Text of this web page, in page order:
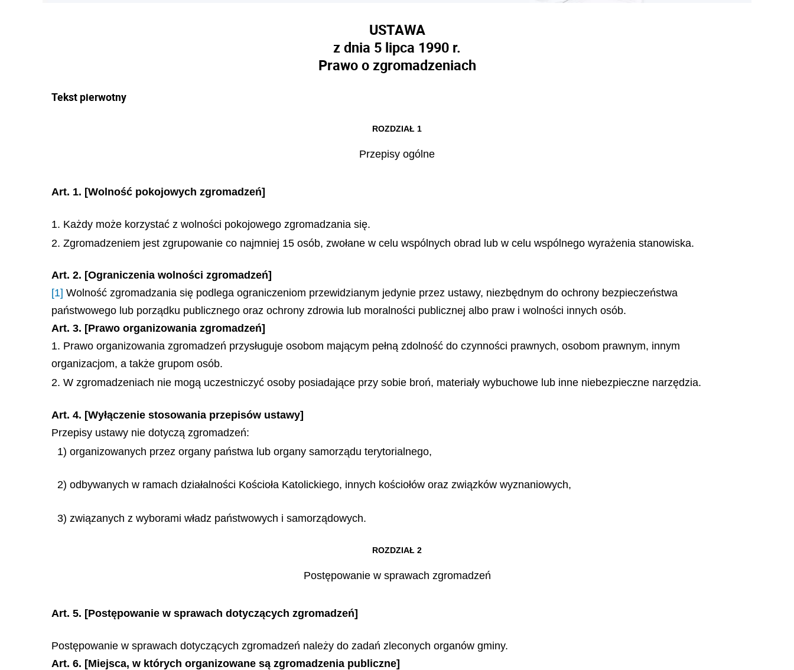
USTAWA
z dnia 5 lipca 1990 r.
Prawo o zgromadzeniach
Tekst pierwotny
ROZDZIAŁ 1
Przepisy ogólne
Art. 1. [Wolność pokojowych zgromadzeń]
1. Każdy może korzystać z wolności pokojowego zgromadzania się.
2. Zgromadzeniem jest zgrupowanie co najmniej 15 osób, zwołane w celu wspólnych obrad lub w celu wspólnego wyrażenia stanowiska.
Art. 2. [Ograniczenia wolności zgromadzeń]
[1] Wolność zgromadzania się podlega ograniczeniom przewidzianym jedynie przez ustawy, niezbędnym do ochrony bezpieczeństwa
państwowego lub porządku publicznego oraz ochrony zdrowia lub moralności publicznej albo praw i wolności innych osób.
Art. 3. [Prawo organizowania zgromadzeń]
1. Prawo organizowania zgromadzeń przysługuje osobom mającym pełną zdolność do czynności prawnych, osobom prawnym, innym
organizacjom, a także grupom osób.
2. W zgromadzeniach nie mogą uczestniczyć osoby posiadające przy sobie broń, materiały wybuchowe lub inne niebezpieczne narzędzia.
Art. 4. [Wyłączenie stosowania przepisów ustawy]
Przepisy ustawy nie dotyczą zgromadzeń:
1) organizowanych przez organy państwa lub organy samorządu terytorialnego,
2) odbywanych w ramach działalności Kościoła Katolickiego, innych kościołów oraz związków wyznaniowych,
3) związanych z wyborami władz państwowych i samorządowych.
ROZDZIAŁ 2
Postępowanie w sprawach zgromadzeń
Art. 5. [Postępowanie w sprawach dotyczących zgromadzeń]
Postępowanie w sprawach dotyczących zgromadzeń należy do zadań zleconych organów gminy.
Art. 6. [Miejsca, w których organizowane są zgromadzenia publiczne]